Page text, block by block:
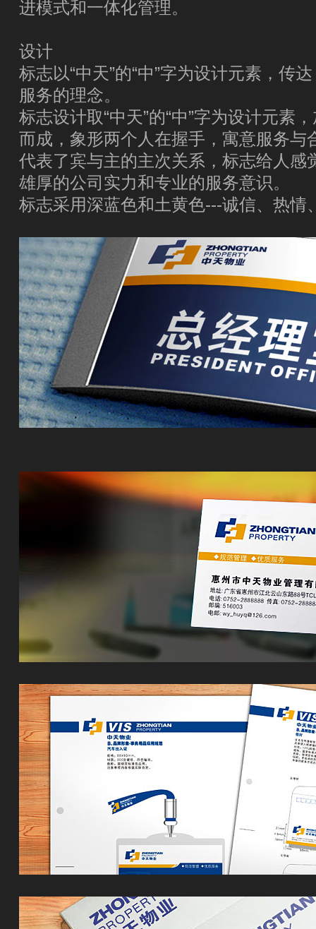
进模式和一体化管理。
设计
标志以“中天”的“中”字为设计元素，传
服务的理念。
标志设计取“中天”的“中”字为设计元素
而成，象形两个人在握手，寓意服务与
代表了宾与主的主次关系，标志给人感
雄厚的公司实力和专业的服务意识。
标志采用深蓝色和土黄色---诚信、热情